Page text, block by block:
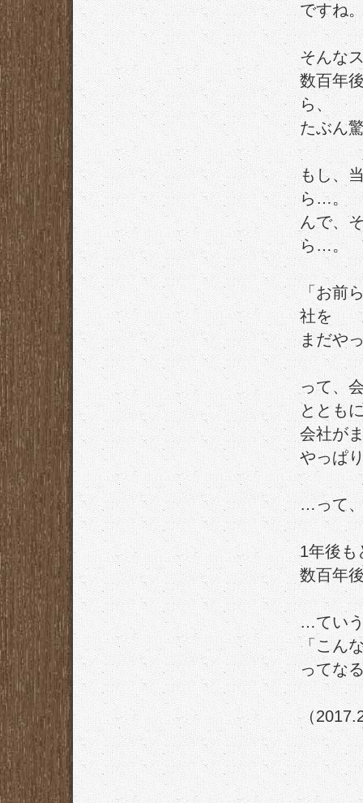
ですね
そんな
数百年
ら、
たぶん
もし、
ら…。
んで、
ら…。
「お前
社を
まだや
って、
ととも
会社が
やっぱ
…って
1年後も
数百年
…てい
「こん
ってな
（